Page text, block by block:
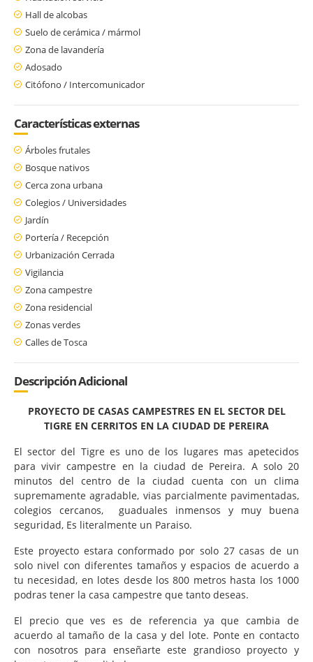
Hall de alcobas
Suelo de cerámica / mármol
Zona de lavandería
Adosado
Citófono / Intercomunicador
Características externas
Árboles frutales
Bosque nativos
Cerca zona urbana
Colegios / Universidades
Jardín
Portería / Recepción
Urbanización Cerrada
Vigilancia
Zona campestre
Zona residencial
Zonas verdes
Calles de Tosca
Descripción Adicional
PROYECTO DE CASAS CAMPESTRES EN EL SECTOR DEL
TIGRE EN CERRITOS EN LA CIUDAD DE PEREIRA
El sector del Tigre es uno de los lugares mas apetecidos
para vivir campestre en la ciudad de Pereira. A solo 20
minutos del centro de la ciudad cuenta con un clima
supremamente agradable, vias parcialmente pavimentadas,
colegios cercanos, guaduales inmensos y muy buena
seguridad, Es literalmente un Paraiso.
Este proyecto estara conformado por solo 27 casas de un
solo nivel con diferentes tamaños y espacios de acuerdo a
tu necesidad, en lotes desde los 800 metros hasta los 1000
podras tener la casa campestre que tanto deseas.
El precio que ves es de referencia ya que cambia de
acuerdo al tamaño de la casa y del lote. Ponte en contacto
con nosotros para enseñarte este grandioso proyecto y